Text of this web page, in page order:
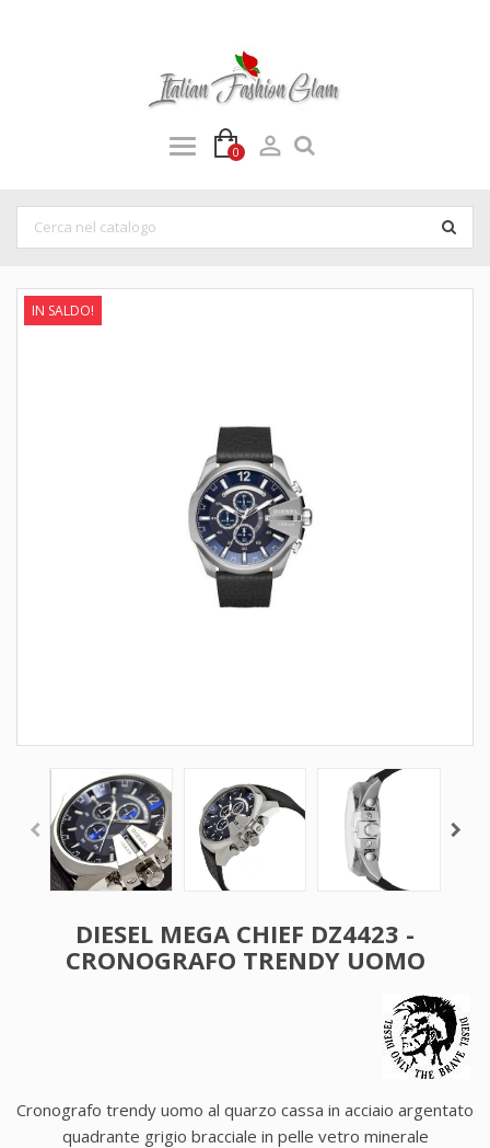
0 
IN SALDO!
DIESEL MEGA CHIEF DZ4423 -
CRONOGRAFO TRENDY UOMO
Cronografo trendy uomo al quarzo cassa in acciaio argentato
quadrante grigio bracciale in pelle vetro minerale